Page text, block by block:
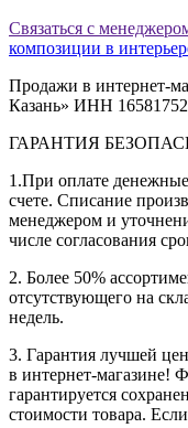
Связаться с
композиции в
Продажи в интернет-
Казань» ИНН
ГАРАНТИЯ
1.При оплате
счете. Списание
менеджером и
числе согласования
2. Более 50%
отсутствующего на
недель.
3. Гарантия лучшей
в интернет-магазине!
гарантируется
стоимости товара.